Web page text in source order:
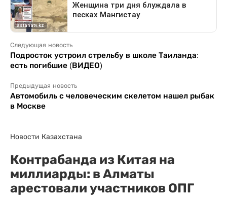
Следующая новость
Подросток устроил стрельбу в школе Таиланда:
есть погибшие (ВИДЕО)
Предыдущая новость
Автомобиль с человеческим скелетом нашел рыбак
в Москве
Новости Казахстана
Контрабанда из Китая на
миллиарды: в Алматы
арестовали участников ОПГ